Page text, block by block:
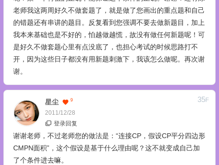
老师我这两周好久不做套题了，就是做了您画出的重点题和自己
的错题还有串讲的题目。反复看到您强调不要去做新题目，加上
我本来基础也是不好的，怕越做越慌，故没有做任何新题呢！可
是好久不做套题心里有点没底了，也担心考试的时候思路打不
开，因为这些日子都没有用新题刺激下，我该怎么做呢。再次谢
谢。
星尘 9
2011/12/28
35F
登录回复
谢谢老师，不过老师您的做法是：“连接CP，假设CP平分四边形
CMPN面积”，这个假设是基于什么理由呢？这不就变成自己加
了个条件进去嘛。